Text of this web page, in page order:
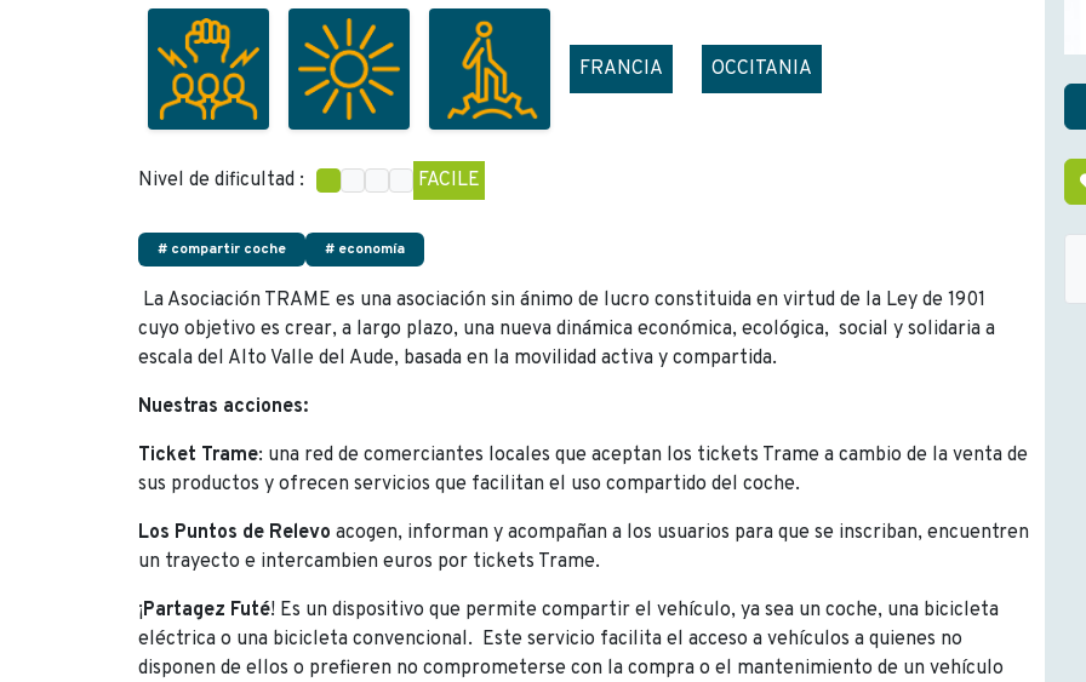
FRANCIA OCCITANIA
Nivel de dificultad : FACILE
# compartir coche # economía
La Asociación TRAME es una asociación sin ánimo de lucro constituida en virtud de la Ley de 1901
cuyo objetivo es crear, a largo plazo, una nueva dinámica económica, ecológica, social y solidaria a
escala del Alto Valle del Aude, basada en la movilidad activa y compartida.
Nuestras acciones:
Ticket Trame: una red de comerciantes locales que aceptan los tickets Trame a cambio de la venta de
sus productos y ofrecen servicios que facilitan el uso compartido del coche.
Los Puntos de Relevo acogen, informan y acompañan a los usuarios para que se inscriban, encuentren
un trayecto e intercambien euros por tickets Trame.
¡Partagez Futé! Es un dispositivo que permite compartir el vehículo, ya sea un coche, una bicicleta
eléctrica o una bicicleta convencional. Este servicio facilita el acceso a vehículos a quienes no
disponen de ellos o prefieren no comprometerse con la compra o el mantenimiento de un vehículo